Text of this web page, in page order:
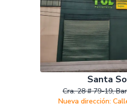
Santa
Cra. 28 # 79-19,
Nueva dirección: